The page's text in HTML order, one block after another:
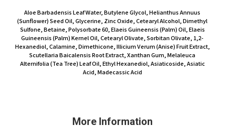
Aloe Barbadensis Leaf Water, Butylene Glycol, Helianthus Annuus
(Sunflower) Seed Oil, Glycerine, Zinc Oxide, Cetearyl Alcohol, Dimethyl
Sulfone, Betaine, Polysorbate 60, Elaeis Guineensis (Palm) Oil, Elaeis
Guineensis (Palm) Kernel Oil, Cetearyl Olivate, Sorbitan Olivate, 1,2-
Hexanediol, Calamine, Dimethicone, Illicium Verum (Anise) Fruit Extract,
Scutellaria Baicalensis Root Extract, Xanthan Gum, Melaleuca
Alternifolia (Tea Tree) Leaf Oil, Ethyl Hexanediol, Asiaticoside, Asiatic
Acid, Madecassic Acid
More Information